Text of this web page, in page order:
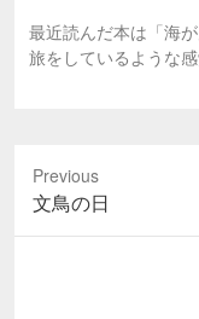
最近読んだ本は「海
旅をしているような
Previous
Previous
post:
文鳥の日